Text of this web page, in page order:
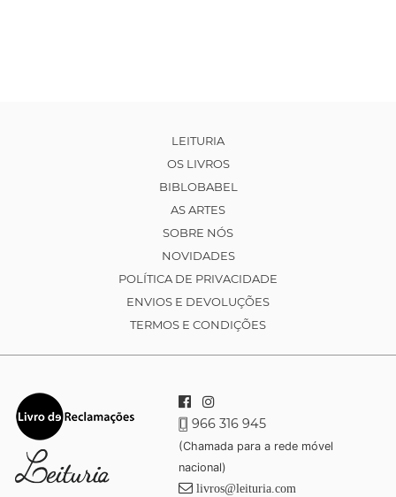
LEITURIA
OS LIVROS
BIBLOBABEL
AS ARTES
SOBRE NÓS
NOVIDADES
POLÍTICA DE PRIVACIDADE
ENVIOS E DEVOLUÇÕES
TERMOS E CONDIÇÕES
966 316 945
(Chamada para a rede móvel
nacional)
livros@leituria.com